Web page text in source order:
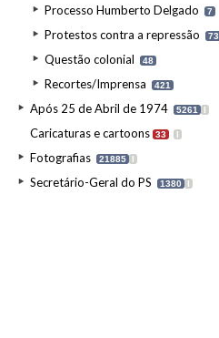
Processo Humberto Delgado 7
Protestos contra a repressão 73
Questão colonial 48
Recortes/Imprensa 421
Após 25 de Abril de 1974 5261 I
Caricaturas e cartoons 33 I
Fotografias 21885 I
Secretário-Geral do PS 1380 I